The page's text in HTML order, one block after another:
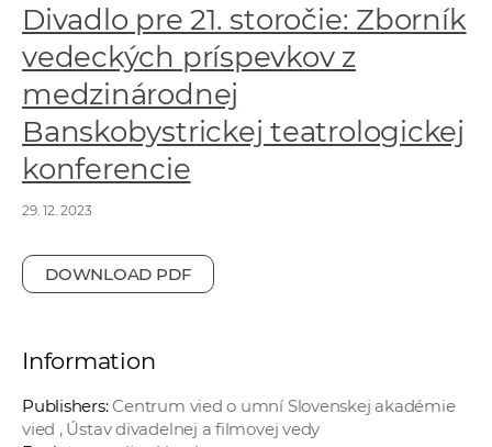
Divadlo pre 21. storočie: Zborník
vedeckých príspevkov z
medzinárodnej
Banskobystrickej teatrologickej
konferencie
29. 12. 2023
DOWNLOAD PDF
Information
Publishers:Centrum vied o umní Slovenskej akadémie
vied , Ústav divadelnej a filmovej vedy